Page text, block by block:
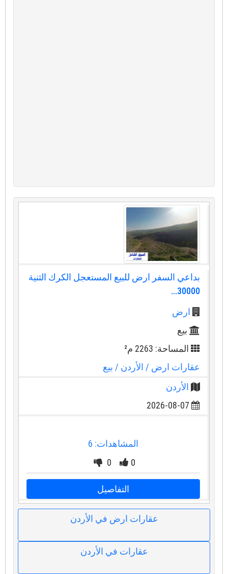
بداعي السفر ارض للبيع المستعجل الكرك الثنية
30000...
ارض
بيع
المساحة: 2263 م²
عقارات ارض / الأردن/ بيع
الأردن
2026-08-07
المشاهدات: 6
0
0
التفاصيل
عقارات ارض في الأردن
عقارات في الأردن